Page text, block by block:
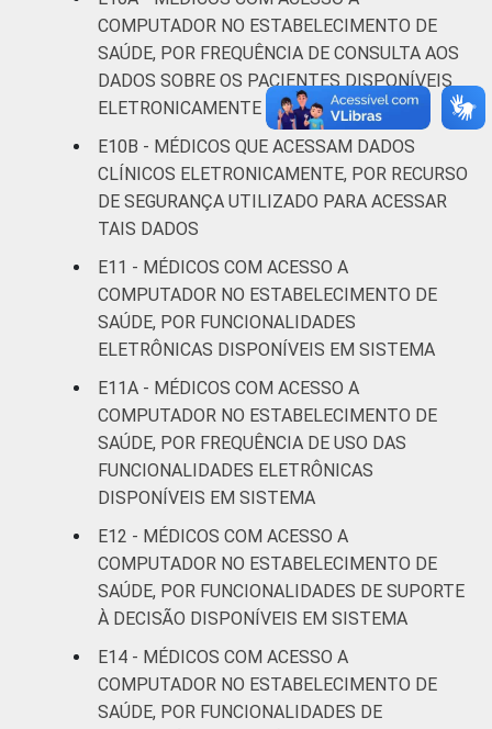
COMPUTADOR NO ESTABELECIMENTO DE
SAÚDE, POR FREQUÊNCIA DE CONSULTA AOS
DADOS SOBRE OS PACIENTES DISPONÍVEIS
ELETRONICAMENTE
E10B - MÉDICOS QUE ACESSAM DADOS
CLÍNICOS ELETRONICAMENTE, POR RECURSO
DE SEGURANÇA UTILIZADO PARA ACESSAR
TAIS DADOS
E11 - MÉDICOS COM ACESSO A
COMPUTADOR NO ESTABELECIMENTO DE
SAÚDE, POR FUNCIONALIDADES
ELETRÔNICAS DISPONÍVEIS EM SISTEMA
E11A - MÉDICOS COM ACESSO A
COMPUTADOR NO ESTABELECIMENTO DE
SAÚDE, POR FREQUÊNCIA DE USO DAS
FUNCIONALIDADES ELETRÔNICAS
DISPONÍVEIS EM SISTEMA
E12 - MÉDICOS COM ACESSO A
COMPUTADOR NO ESTABELECIMENTO DE
SAÚDE, POR FUNCIONALIDADES DE SUPORTE
À DECISÃO DISPONÍVEIS EM SISTEMA
E14 - MÉDICOS COM ACESSO A
COMPUTADOR NO ESTABELECIMENTO DE
SAÚDE, POR FUNCIONALIDADES DE